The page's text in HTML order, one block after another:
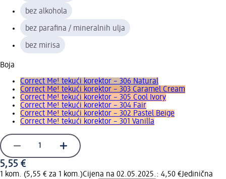
bez alkohola
bez parafina / mineralnih ulja
bez mirisa
Boja
Correct Me! tekući korektor – 306 Natural
Correct Me! tekući korektor – 303 Caramel Cream
Correct Me! tekući korektor – 305 Cool Ivory
Correct Me! tekući korektor – 304 Fair
Correct Me! tekući korektor – 302 Pastel Beige
Correct Me! tekući korektor – 301 Vanilla
5,55 €
1 kom. (5,55 € za 1 kom.)Cijena na 02.05.2025.: 4,50 €Jedinična